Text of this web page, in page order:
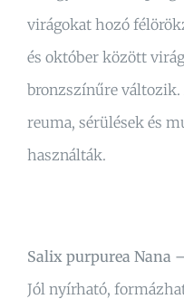
virágokat hozó
és október között
bronzszínűre változik.
reuma, sérülések és
használták.
Salix purpurea Nana –
Jól nyírható,